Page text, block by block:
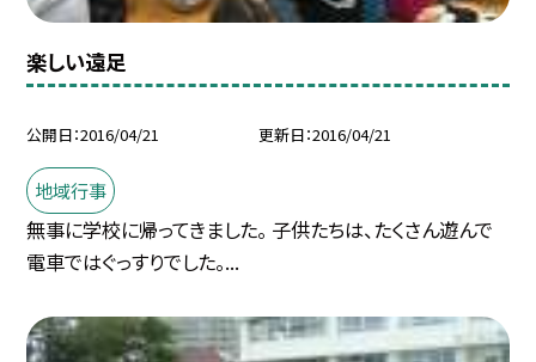
楽しい遠足
公開日 2016/04/21 更新日 2016/04/21
地域行事
無事に学校に帰ってきました。 子供たちは、たくさん遊んで
電車ではぐっすりでした。...